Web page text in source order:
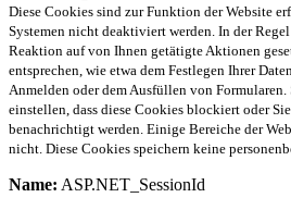
Diese Cookies sind zur Funktion der Website
Systemen nicht deaktiviert werden. In der
Reaktion auf von Ihnen getätigte Aktionen
entsprechen, wie etwa dem Festlegen Ihrer
Anmelden oder dem Ausfüllen von Formularen.
einstellen, dass diese Cookies blockiert oder
benachrichtigt werden. Einige Bereiche der
nicht. Diese Cookies speichern keine
Name: ASP.NET_SessionId